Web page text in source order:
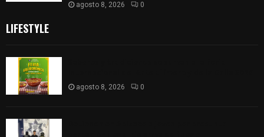
agosto 8, 2026 0
LIFESTYLE
agosto 8, 2026 0